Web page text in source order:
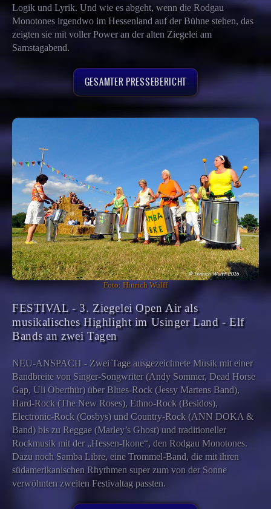
Logik und Lyrik. Und wie es abgeht, wenn die Rodgau
Monotones irgendwo im Hessenland auf der Bühne stehen, das
zeigten sie mit voller Power an der alten Ziegelei am
Samstagabend.
GESAMTER PRESSEBERICHT
Foto: Hinrich Wulff
FESTIVAL - 3. Ziegelei Open Air als
musikalisches Highlight im Usinger Land - Elf
Bands an zwei Tagen
NEU-ANSPACH - Zwei Tage ausgezeichnete Musik mit einer
Bandbreite von Singer-Songwriter (Andy Sommer, Dead Horse
Gap, Uli Oberthür) über Blues-Rock (Jessy Martens Band),
Hard-Rock (The New Roses), Ethno-Rock (Besidos),
Electronic-Rock (Cosbys) und Country-Rock (ANN DOKA &
Band) bis zu Reggae (Marley’s Ghost) und traditioneller
Rockmusik mit der „Hessen-Ikone“, den Rodgau Monotones.
Dazu noch Samba Libre, eine Trommel-Band, die mit ihren
südamerikanischen Rhythmen super zum von der Sonne
verwöhnten zweiten Festivaltag passten.